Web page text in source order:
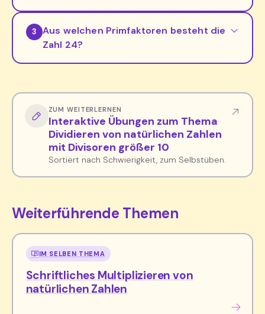
3
Aus welchen Primfaktoren besteht die
Zahl 24?
ZUM WEITERLERNEN
Interaktive Übungen zum Thema
Dividieren von natürlichen Zahlen
mit Divisoren größer 10
Sortiert nach Schwierigkeit, zum Selbstüben.
Weiterführende Themen
IM SELBEN THEMA
Schriftliches Multiplizieren von
natürlichen Zahlen